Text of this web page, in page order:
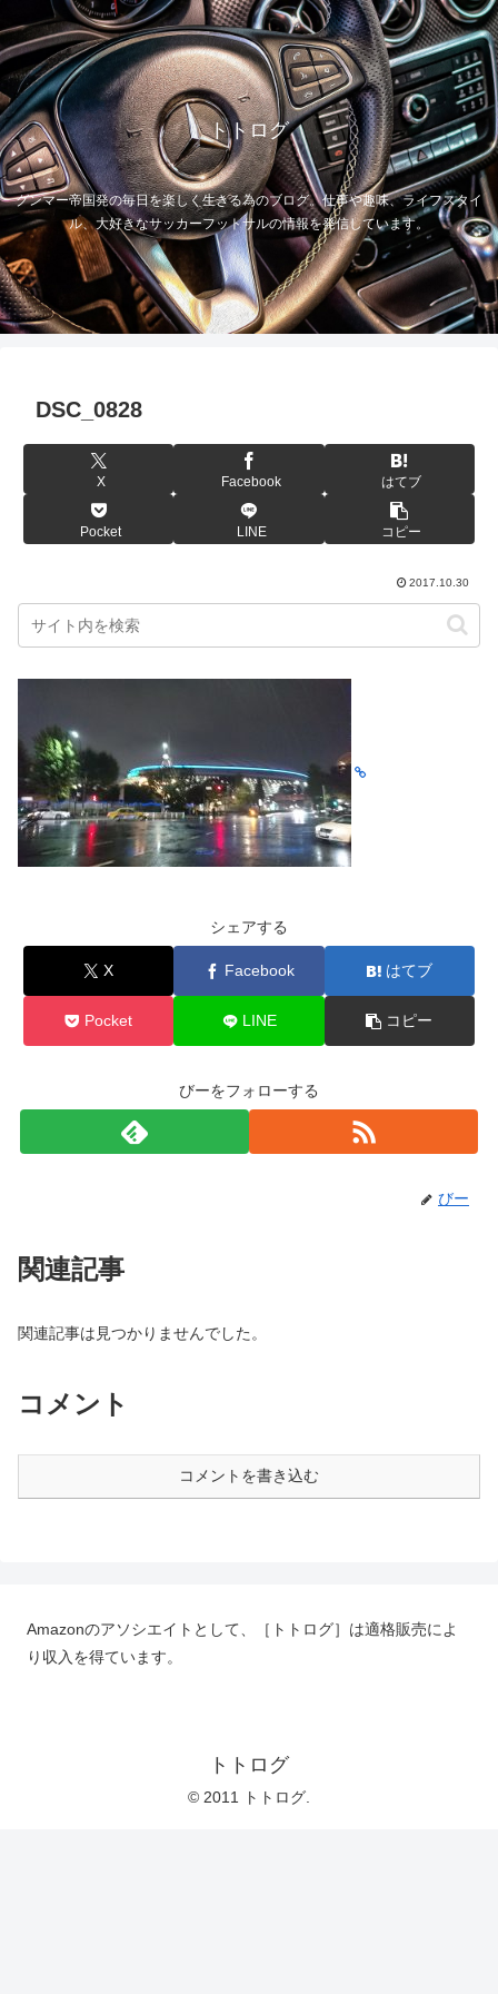
トトログ
グンマー帝国発の毎日を楽しく生きる為のブログ。仕事や趣味、ライフスタイ
ル、大好きなサッカーフットサルの情報を発信しています。
DSC_0828
X Facebook はてブ
Pocket LINE コピー
2017.10.30
シェアする
X Facebook はてブ
Pocket LINE コピー
びーをフォローする
びー
関連記事
関連記事は見つかりませんでした。
コメント
コメントを書き込む
Amazonのアソシエイトとして、［トトログ］は適格販売によ
り収入を得ています。
トトログ
© 2011 トトログ.